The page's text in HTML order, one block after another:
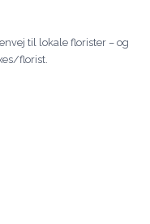
til lokale florister – og
florist.